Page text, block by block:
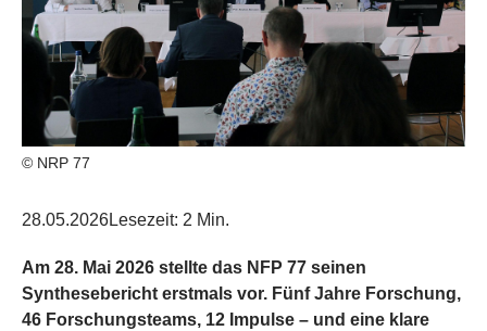
© NRP 77
28.05.2026Lesezeit: 2 Min.
Am 28. Mai 2026 stellte das NFP 77 seinen
Synthesebericht erstmals vor. Fünf Jahre Forschung,
46 Forschungsteams, 12 Impulse – und eine klare